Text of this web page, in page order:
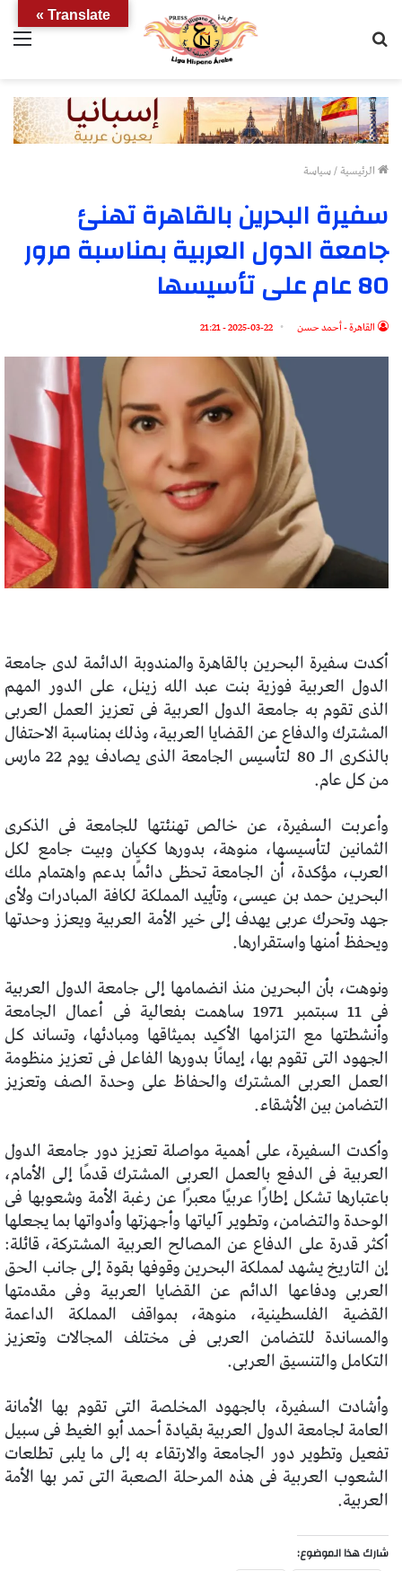
الرئيسية/سياسة
سفيرة البحرين بالقاهرة تهنئ
جامعة الدول العربية بمناسبة مرور
80 عام على تأسيسها
القاهرة - أحمد حسن 2025-03-22 - 21:21
أكدت سفيرة البحرين بالقاهرة والمندوبة الدائمة لدى جامعة
الدول العربية فوزية بنت عبد الله زينل، على الدور المهم
الذى تقوم به جامعة الدول العربية فى تعزيز العمل العربى
المشترك والدفاع عن القضايا العربية، وذلك بمناسبة الاحتفال
بالذكرى الـ 80 لتأسيس الجامعة الذى يصادف يوم 22 مارس
من كل عام.
وأعربت السفيرة، عن خالص تهنئتها للجامعة فى الذكرى
الثمانين لتأسيسها، منوهة، بدورها ككيان وبيت جامع لكل
العرب، مؤكدة، أن الجامعة تحظى دائمًا بدعم واهتمام ملك
البحرين حمد بن عيسى، وتأييد المملكة لكافة المبادرات ولأى
جهد وتحرك عربى يهدف إلى خير الأمة العربية ويعزز وحدتها
ويحفظ أمنها واستقرارها.
ونوهت، بأن البحرين منذ انضمامها إلى جامعة الدول العربية
فى 11 سبتمبر 1971 ساهمت بفعالية فى أعمال الجامعة
وأنشطتها مع التزامها الأكيد بميثاقها ومبادئها، وتساند كل
الجهود التى تقوم بها، إيمانًا بدورها الفاعل فى تعزيز منظومة
العمل العربى المشترك والحفاظ على وحدة الصف وتعزيز
التضامن بين الأشقاء.
وأكدت السفيرة، على أهمية مواصلة تعزيز دور جامعة الدول
العربية فى الدفع بالعمل العربى المشترك قدمًا إلى الأمام،
باعتبارها تشكل إطارًا عربيًا معبرًا عن رغبة الأمة وشعوبها فى
الوحدة والتضامن، وتطوير آلياتها وأجهزتها وأدواتها بما يجعلها
أكثر قدرة على الدفاع عن المصالح العربية المشتركة، قائلة:
إن التاريخ يشهد لمملكة البحرين وقوفها بقوة إلى جانب الحق
العربى ودفاعها الدائم عن القضايا العربية وفى مقدمتها
القضية الفلسطينية، منوهة، بمواقف المملكة الداعمة
والمساندة للتضامن العربى فى مختلف المجالات وتعزيز
التكامل والتنسيق العربى.
وأشادت السفيرة، بالجهود المخلصة التى تقوم بها الأمانة
العامة لجامعة الدول العربية بقيادة أحمد أبو الغيط فى سبيل
تفعيل وتطوير دور الجامعة والارتقاء به إلى ما يلبى تطلعات
الشعوب العربية فى هذه المرحلة الصعبة التى تمر بها الأمة
العربية.
شارك هذا الموضوع:
Translate »